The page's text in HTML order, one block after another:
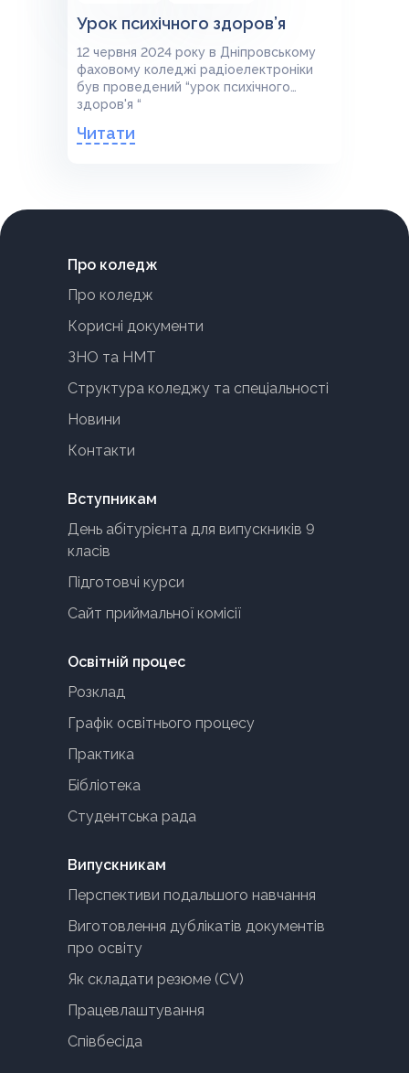
Урок психічного здоров’я
12 червня 2024 року в Дніпровському
фаховому коледжі радіоелектроніки
був проведений “урок психічного
здоров'я “
Читати
Про коледж
Про коледж
Корисні документи
ЗНО та НМТ
Структура коледжу та спеціальності
Новини
Контакти
Вступникам
День абітурієнта для випускників 9
класів
Підготовчі курси
Сайт приймальної комісії
Освітній процес
Розклад
Графік освітнього процесу
Практика
Бібліотека
Студентська рада
Випускникам
Перспективи подальшого навчання
Виготовлення дублікатів документів
про освіту
Як складати резюме (CV)
Працевлаштування
Співбесіда